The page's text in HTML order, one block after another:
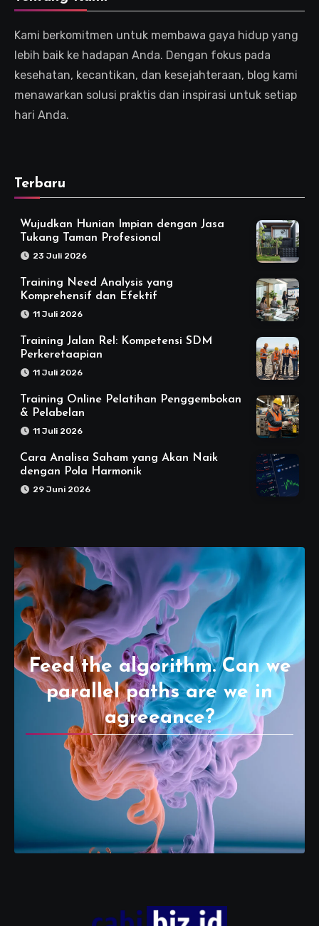
Kami berkomitmen untuk membawa gaya hidup yang
lebih baik ke hadapan Anda. Dengan fokus pada
kesehatan, kecantikan, dan kesejahteraan, blog kami
menawarkan solusi praktis dan inspirasi untuk setiap
hari Anda.
Terbaru
Wujudkan Hunian Impian dengan Jasa
Tukang Taman Profesional
23 Juli 2026
Training Need Analysis yang
Komprehensif dan Efektif
11 Juli 2026
Training Jalan Rel: Kompetensi SDM
Perkeretaapian
11 Juli 2026
Training Online Pelatihan Penggembokan
& Pelabelan
11 Juli 2026
Cara Analisa Saham yang Akan Naik
dengan Pola Harmonik
29 Juni 2026
Feed the algorithm. Can we
parallel paths are we in
agreeance?